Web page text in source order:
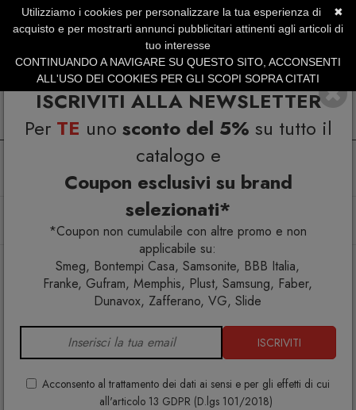
ISCRIVITI ALLA NEWSLETTER
Per TE uno sconto del 5% su tutto il
catalogo e
Coupon esclusivi su brand
selezionati*
*Coupon non cumulabile con altre promo e non
applicabile su:
Smeg, Bontempi Casa, Samsonite, BBB Italia,
Franke, Gufram, Memphis, Plust, Samsung, Faber,
Dunavox, Zafferano, VG, Slide
ISCRIVITI
Acconsento al trattamento dei dati ai sensi e per gli effetti di cui
all'articolo 13 GDPR (D.lgs 101/2018)
SERVIZIO CLIENTI +39.0773.470.562
SUMMER SALES | Fino al 31 Agosto
Cucina
Elettrodomestici
Accessorio tritatutto Smeg SMMG01
✖
Utilizziamo i cookies per personalizzare la tua esperienza di
acquisto e per mostrarti annunci pubblicitari attinenti agli articoli di
tuo interesse
CONTINUANDO A NAVIGARE SU QUESTO SITO, ACCONSENTI
ALL'USO DEI COOKIES PER GLI SCOPI SOPRA CITATI